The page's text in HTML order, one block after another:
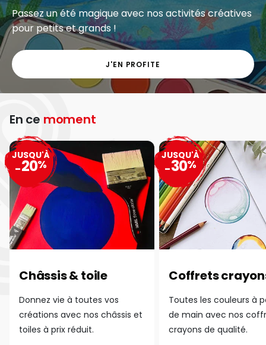
Passez un été magique avec nos activités créatives
pour petits et grands !
J'EN PROFITE
En ce moment
Châssis & toile
Donnez vie à toutes vos
créations avec nos châssis et
toiles à prix réduit.
JUSQU'À
-20%
Coffrets
Toutes les couleurs à
de main avec nos
crayons de qualité.
JUSQU'À
-30%